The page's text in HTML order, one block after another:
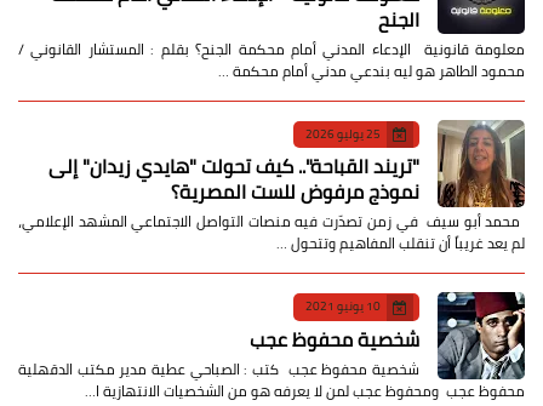
الجنح
معلومة قانونية الإدعاء المدني أمام محكمة الجنح؟ بقلم : المستشار القانوني /
محمود الطاهر هو ليه بندعي مدني أمام محكمة …
25 يوليو 2026
​"تريند القباحة".. كيف تحولت "هايدي زيدان" إلى
نموذج مرفوض للست المصرية؟
​ محمد أبو سيف ​في زمن تصدّرت فيه منصات التواصل الاجتماعي المشهد الإعلامي،
لم يعد غريباً أن تنقلب المفاهيم وتتحول …
10 يونيو 2021
شخصية محفوظ عجب
شخصية محفوظ عجب كتب : الصباحي عطية مدير مكتب الدقهلية
محفوظ عجب ومحفوظ عجب لمن لا يعرفه هو من الشخصيات الانتهازية ا…